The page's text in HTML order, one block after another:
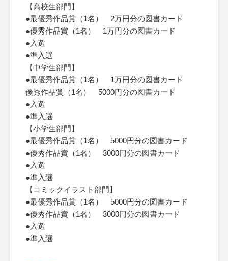
【高校生部門】
●最優秀作品賞（1名） 2万円分の図書カード
●優秀作品賞（1名） 1万円分の図書カード
●入選
●準入選
【中学生部門】
●最優秀作品賞（1名） 1万円分の図書カード
優秀作品賞（1名） 5000円分の図書カード
●入選
●準入選
【小学生部門】
●最優秀作品賞（1名） 5000円分の図書カード
●優秀作品賞（1名） 3000円分の図書カード
●入選
●準入選
【コミックイラスト部門】
●最優秀作品賞（1名） 5000円分の図書カード
●優秀作品賞（1名） 3000円分の図書カード
●入選
●準入選